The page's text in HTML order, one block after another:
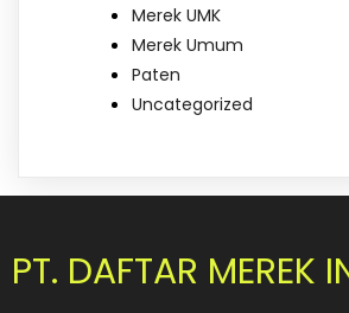
Merek UMK
Merek Umum
Paten
Uncategorized
PT. DAFTAR MEREK